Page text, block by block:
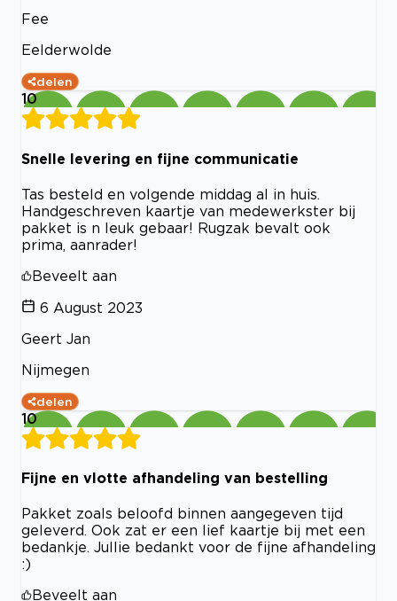
Fee
Eelderwolde
delen
10
Snelle levering en fijne communicatie
Tas besteld en volgende middag al in huis.
Handgeschreven kaartje van medewerkster bij
pakket is n leuk gebaar! Rugzak bevalt ook
prima, aanrader!
Beveelt aan
6 August 2023
Geert Jan
Nijmegen
delen
10
Fijne en vlotte afhandeling van bestelling
Pakket zoals beloofd binnen aangegeven tijd
geleverd. Ook zat er een lief kaartje bij met een
bedankje. Jullie bedankt voor de fijne afhandeling
:)
Beveelt aan